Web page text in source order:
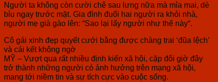
Người ta không còn cười chê sau lưng nữa mà mỉa mai, dè
bỉu ngay trước mặt. Gia đình đuổi hai người ra khỏi nhà,
người mẹ già gào lên: “Sao lại lấy người như thế này“.
Cô gái xinh đẹp quyết cưới bằng được chàng trai ‘đũa lệch’
và cái kết không ngờ
MỸ – Vượt qua rất nhiều định kiến xã hội, cặp đôi giờ đây
trở thành những người có ảnh hưởng trên mạng xã hội,
mang tới niềm tin và sự tích cực vào cuộc sống.